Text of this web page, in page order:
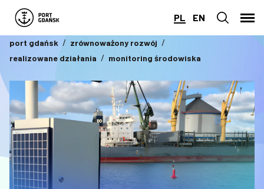
PL EN
port gdańsk
zrównoważony rozwój
realizowane działania
monitoring środowiska